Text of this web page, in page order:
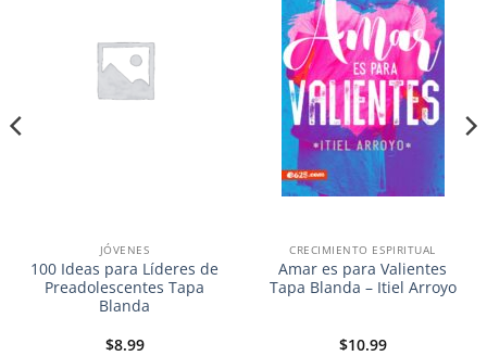
JÓVENES
100 Ideas para Líderes de
Preadolescentes Tapa
Blanda
$8.99
deseos
CRECIMIENTO ESPIRITUAL
Amar es para Valientes
Tapa Blanda – Itiel Arroyo
$10.99